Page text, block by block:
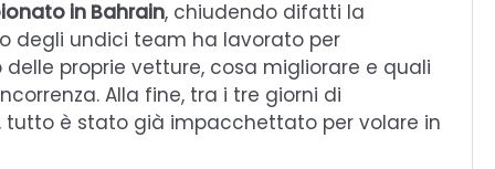
in Bahrain, chiudendo difatti la
degli undici team ha lavorato per
proprie vetture, cosa migliorare e quali
Alla fine, tra i tre giorni di
tutto è stato già impacchettato per volare in